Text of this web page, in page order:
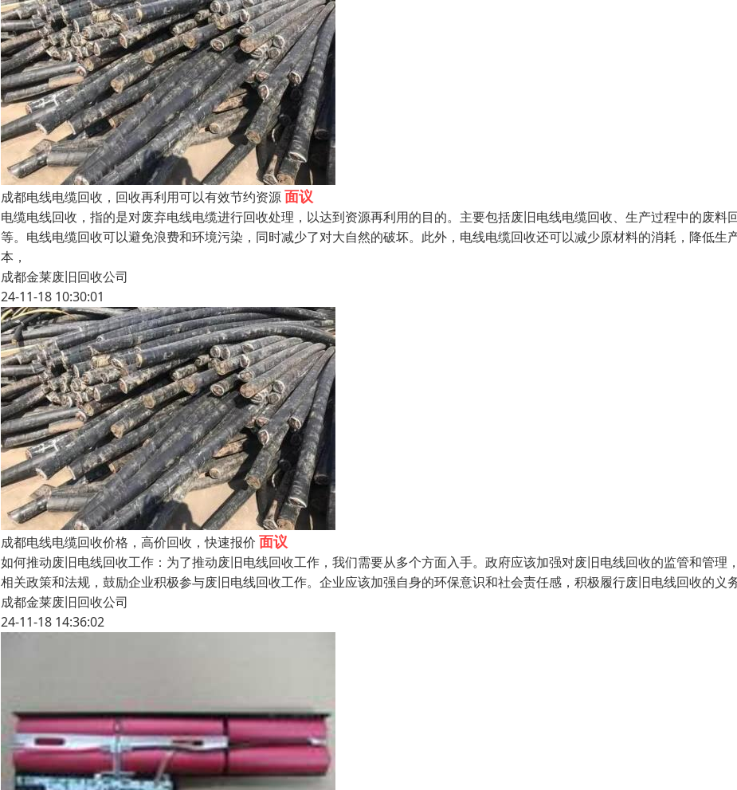
成都电线电缆回收，回收再利用可以有效节约资源面议
电缆电线回收，指的是对废弃电线电缆进行回收处理，以达到资源再利用的目的。主要包括废旧电线电缆回收、生产过程中的废料
等。电线电缆回收可以避免浪费和环境污染，同时减少了对大自然的破坏。此外，电线电缆回收还可以减少原材料的消耗，降低生
本，
成都金莱废旧回收公司
24-11-18 10:30:01
成都电线电缆回收价格，高价回收，快速报价 面议
如何推动废旧电线回收工作：为了推动废旧电线回收工作，我们需要从多个方面入手。政府应该加强对废旧电线回收的监管和管理
相关政策和法规，鼓励企业积极参与废旧电线回收工作。企业应该加强自身的环保意识和社会责任感，积极履行废旧电线回收的义
成都金莱废旧回收公司
24-11-18 14:36:02